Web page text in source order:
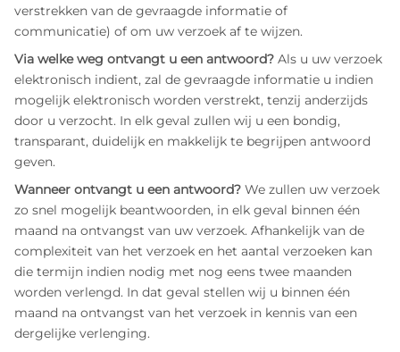
verstrekken van de gevraagde informatie of
communicatie) of om uw verzoek af te wijzen.
Via welke weg ontvangt u een antwoord? Als u uw verzoek
elektronisch indient, zal de gevraagde informatie u indien
mogelijk elektronisch worden verstrekt, tenzij anderzijds
door u verzocht. In elk geval zullen wij u een bondig,
transparant, duidelijk en makkelijk te begrijpen antwoord
geven.
Wanneer ontvangt u een antwoord? We zullen uw verzoek
zo snel mogelijk beantwoorden, in elk geval binnen één
maand na ontvangst van uw verzoek. Afhankelijk van de
complexiteit van het verzoek en het aantal verzoeken kan
die termijn indien nodig met nog eens twee maanden
worden verlengd. In dat geval stellen wij u binnen één
maand na ontvangst van het verzoek in kennis van een
dergelijke verlenging.